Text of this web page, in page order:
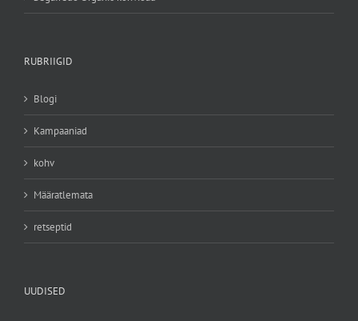
RUBRIIGID
Blogi
Kampaaniad
kohv
Määratlemata
retseptid
UUDISED